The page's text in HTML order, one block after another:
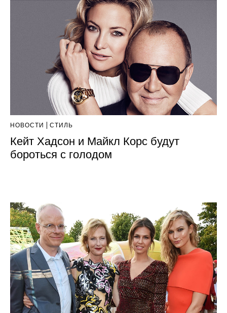
НОВОСТИ СТИЛЬ
Кейт Хадсон и Майкл Корс будут
бороться с голодом